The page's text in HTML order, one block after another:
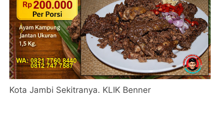
Kota Jambi Sekitranya. KLIK Benner